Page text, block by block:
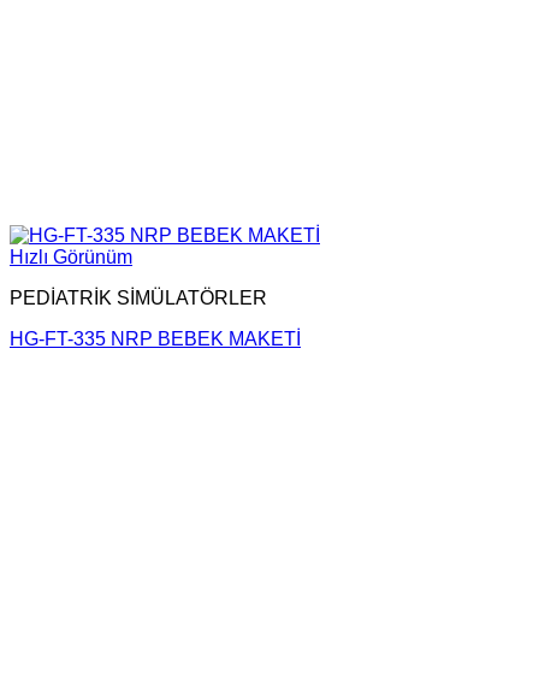
Hızlı Görünüm
PEDİATRİK SİMÜLATÖRLER
HG-FT-335 NRP BEBEK MAKETİ